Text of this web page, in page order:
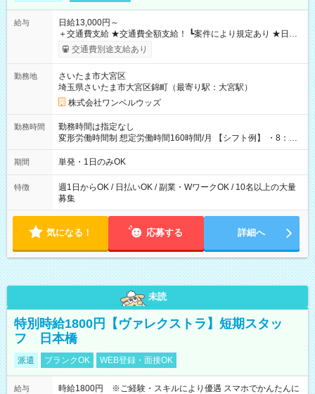
給与
日給13,000円～
＋交通費支給 ★交通費全額支給！ ┗案件により規定あり ★日払
いOK！（規定あり） ┗働いたその日に現金GET♪ お仕事後はコ
ンビニATMから 日払い分を引き落とせます！ 【試用期間】試
交通費別途支給あり
勤務地
さいたま市大宮区
埼玉県さいたま市大宮区錦町（最寄り駅：大宮駅）
株式会社ワンベルウッズ
勤務時間
勤務時間は指定なし
変形労働時間制 想定労働時間160時間/月 【シフト例】 ・8：00
～21：00
期間 単発・1日のみOK
特徴
週1日からOK / 日払いOK / 副業・WワークOK / 10名以上の大量
募集
気になる！ 応募する 詳細へ
未読
特別時給1800円【ヴァレクストラ】短期スタッ
フ 日本橋
派遣 ブランクOK WEB登録・面接OK
給与
時給1800円 ※ご経験・スキルにより優遇 スマホでかんたんに